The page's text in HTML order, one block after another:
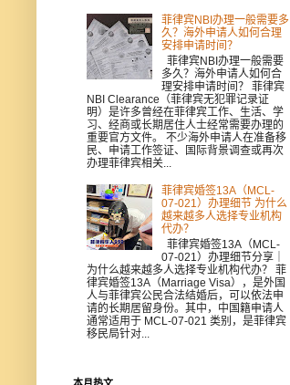
菲律宾NBI办理一般需要多
久？海外申请人如何合理
安排申请时间？
菲律宾NBI办理一般需要
多久？海外申请人如何合
理安排申请时间？ 菲律宾
NBI Clearance（菲律宾无犯罪记录证
明）是许多曾经在菲律宾工作、生活、学
习、经商或长期居住人士经常需要办理的
重要官方文件。 不少海外申请人在准备移
民、申请工作签证、国际背景调查或再次
办理菲律宾相关...
菲律宾婚签13A（MCL-
07-021）办理细节 为什么
越来越多人选择专业机构
代办？
菲律宾婚签13A（MCL-
07-021）办理细节分享｜
为什么越来越多人选择专业机构代办？ 菲
律宾婚签13A（Marriage Visa），是外国
人与菲律宾公民合法结婚后，可以依法申
请的长期居留身份。其中，中国籍申请人
通常适用于 MCL-07-021 类别，是菲律宾
移民局针对...